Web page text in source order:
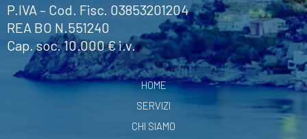
P.IVA – Cod. Fisc. 03853201204
REA BO N.551240
Cap. soc. 10.000 € i.v.
HOME
SERVIZI
CHI SIAMO